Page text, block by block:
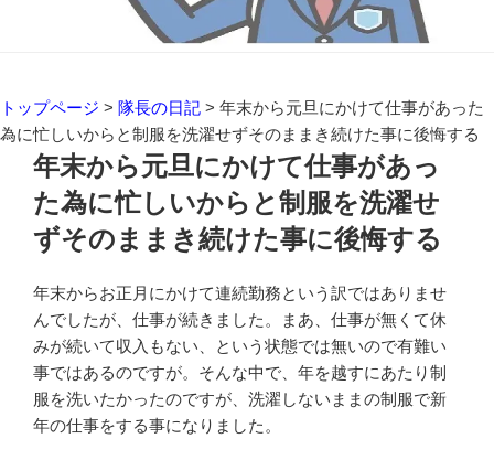
トップページ > 隊長の日記 > 年末から元旦にかけて仕事があった
為に忙しいからと制服を洗濯せずそのままき続けた事に後悔する
年末から元旦にかけて仕事があっ
た為に忙しいからと制服を洗濯せ
ずそのままき続けた事に後悔する
年末からお正月にかけて連続勤務という訳ではありませ
んでしたが、仕事が続きました。まあ、仕事が無くて休
みが続いて収入もない、という状態では無いので有難い
事ではあるのですが。そんな中で、年を越すにあたり制
服を洗いたかったのですが、洗濯しないままの制服で新
年の仕事をする事になりました。